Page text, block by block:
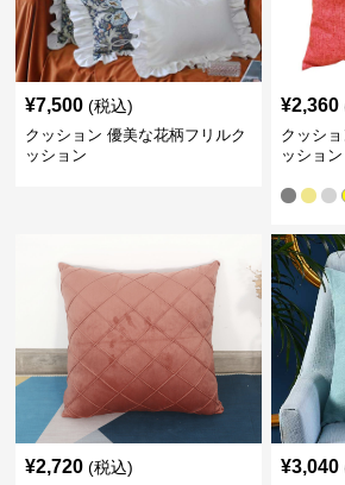
¥7,500 (税込)
クッション 優美な花柄フリルク
ッション
¥2,360
クッシ
ッション
¥2,720 (税込) ¥3,040